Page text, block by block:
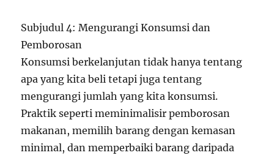
Subjudul 4: Mengurangi Konsumsi dan
Pemborosan
Konsumsi berkelanjutan tidak hanya tentang
apa yang kita beli tetapi juga tentang
mengurangi jumlah yang kita konsumsi.
Praktik seperti meminimalisir pemborosan
makanan, memilih barang dengan kemasan
minimal, dan memperbaiki barang daripada